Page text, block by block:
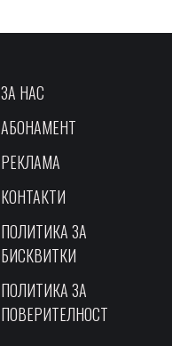
ЗА НАС
АБОНАМЕНТ
РЕКЛАМА
КОНТАКТИ
ПОЛИТИКА ЗА
БИСКВИТКИ
ПОЛИТИКА ЗА
ПОВЕРИТЕЛНОСТ